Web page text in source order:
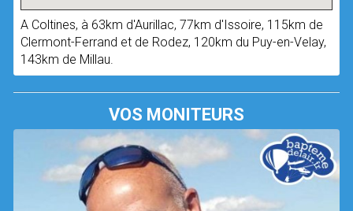
A Coltines, à 63km d'Aurillac, 77km d'Issoire, 115km de
Clermont-Ferrand et de Rodez, 120km du Puy-en-Velay,
143km de Millau.
VOS MONITEURS